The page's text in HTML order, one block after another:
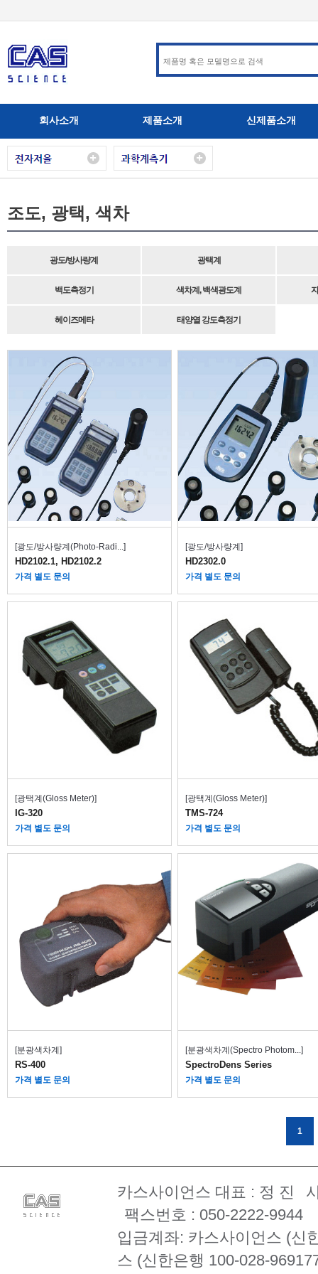
회사소개 제품소개 신제품소개
조도, 광택, 색차
광도/방사량계 광택계
백도측정기 색차계, 백색광도계
헤이즈메타 태양열 강도측정기
[광도/방사량계(Photo-Radi...]
HD2102.1, HD2102.2
가격 별도 문의
[광도/방사량계]
HD2302.0
가격 별도 문의
[광택계(Gloss Meter)]
IG-320
가격 별도 문의
[광택계(Gloss Meter)]
TMS-724
가격 별도 문의
[분광색차계]
RS-400
가격 별도 문의
[분광색차계(Spectro Photom...]
SpectroDens Series
가격 별도 문의
1
카스사이언스 대표 : 정 진
팩스번호 : 050-2222-9944
입금계좌: 카스사이언스 (신
스 (신한은행 100-028-